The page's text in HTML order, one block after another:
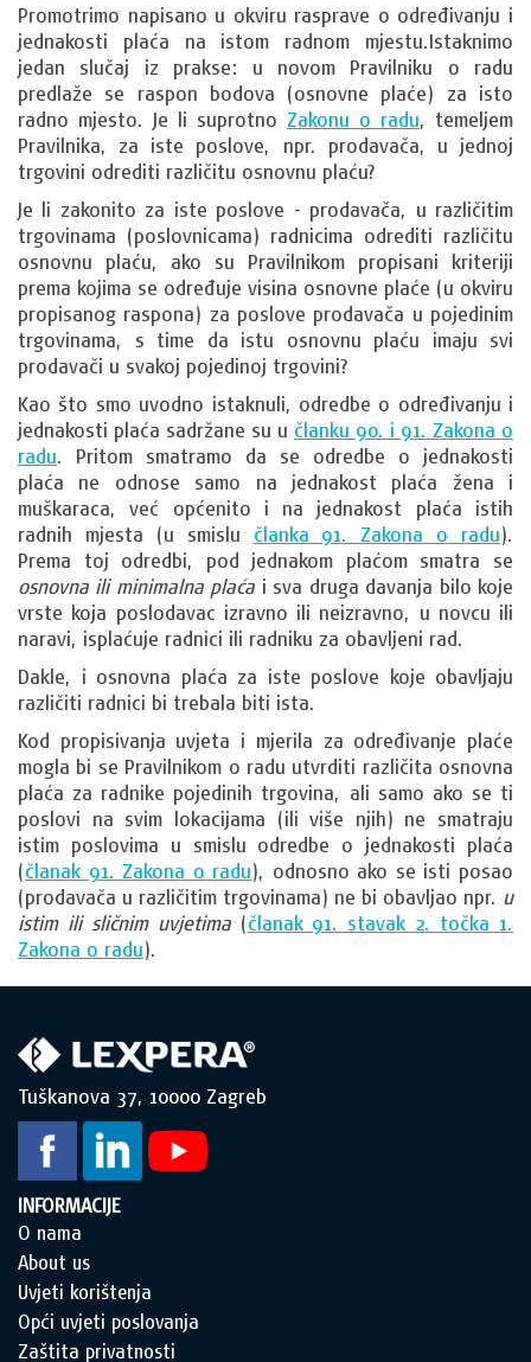
Promotrimo napisano u okviru rasprave o određivanju i
jednakosti plaća na istom radnom mjestu.Istaknimo
jedan slučaj iz prakse: u novom Pravilniku o radu
predlaže se raspon bodova (osnovne plaće) za isto
radno mjesto. Je li suprotno Zakonu o radu, temeljem
Pravilnika, za iste poslove, npr. prodavača, u jednoj
trgovini odrediti različitu osnovnu plaću?
Je li zakonito za iste poslove - prodavača, u različitim
trgovinama (poslovnicama) radnicima odrediti različitu
osnovnu plaću, ako su Pravilnikom propisani kriteriji
prema kojima se određuje visina osnovne plaće (u okviru
propisanog raspona) za poslove prodavača u pojedinim
trgovinama, s time da istu osnovnu plaću imaju svi
prodavači u svakoj pojedinoj trgovini?
Kao što smo uvodno istaknuli, odredbe o određivanju i
jednakosti plaća sadržane su u članku 90. i 91. Zakona o
radu. Pritom smatramo da se odredbe o jednakosti
plaća ne odnose samo na jednakost plaća žena i
muškaraca, već općenito i na jednakost plaća istih
radnih mjesta (u smislu članka 91. Zakona o radu).
Prema toj odredbi, pod jednakom plaćom smatra se
osnovna ili minimalna plaća i sva druga davanja bilo koje
vrste koja poslodavac izravno ili neizravno, u novcu ili
naravi, isplaćuje radnici ili radniku za obavljeni rad.
Dakle, i osnovna plaća za iste poslove koje obavljaju
različiti radnici bi trebala biti ista.
Kod propisivanja uvjeta i mjerila za određivanje plaće
mogla bi se Pravilnikom o radu utvrditi različita osnovna
plaća za radnike pojedinih trgovina, ali samo ako se ti
poslovi na svim lokacijama (ili više njih) ne smatraju
istim poslovima u smislu odredbe o jednakosti plaća
(članak 91. Zakona o radu), odnosno ako se isti posao
(prodavača u različitim trgovinama) ne bi obavljao npr. u
istim ili sličnim uvjetima (članak 91. stavak 2. točka 1.
Zakona o radu).
Tuškanova 37, 10000 Zagreb
INFORMACIJE
O nama
About us
Uvjeti korištenja
Opći uvjeti poslovanja
Zaštita privatnosti